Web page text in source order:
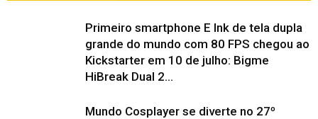
Primeiro smartphone E Ink de tela dupla
grande do mundo com 80 FPS chegou ao
Kickstarter em 10 de julho: Bigme
HiBreak Dual 2...
Mundo Cosplayer se diverte no 27º